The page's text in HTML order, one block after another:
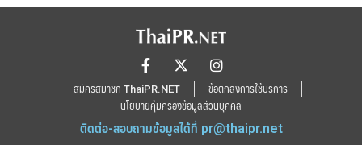
สมัครสมาชิก ThaiPR.NET
ข้อตกลงการใช้บริการ
นโยบายคุ้มครองข้อมูลส่วนบุคคล
ติดต่อ-สอบถามข้อมูลได้ที่ pr@thaipr.net